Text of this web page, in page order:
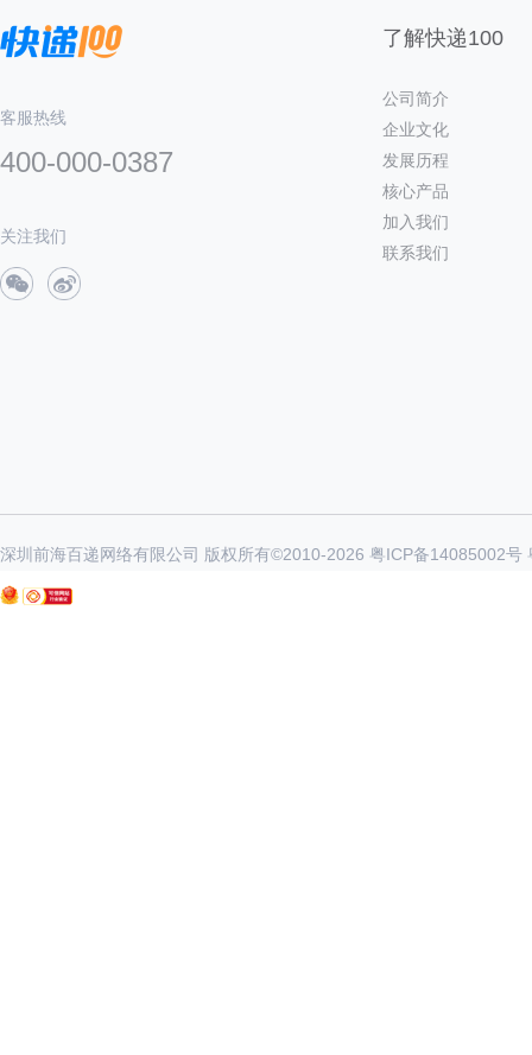
客服热线
400-000-0387
关注我们
了解快递100
公司简介
企业文化
发展历程
核心产品
加入我们
联系我们
深圳前海百递网络有限公司 版权所有©2010-2026 粤ICP备14085002号